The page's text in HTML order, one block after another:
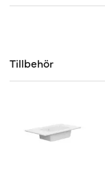
Tillbehör